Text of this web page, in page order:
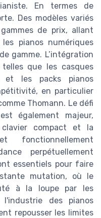
En termes de
Des modèles variés
de prix, allant
pianos numériques
gamme. L’intégration
que les casques
et les packs pianos
en particulier
Thomann. Le défi
également majeur,
compact et la
fonctionnellement
perpétuellement
essentiels pour faire
mutation, où le
à la loupe par les
l'industrie des pianos
repousser les limites